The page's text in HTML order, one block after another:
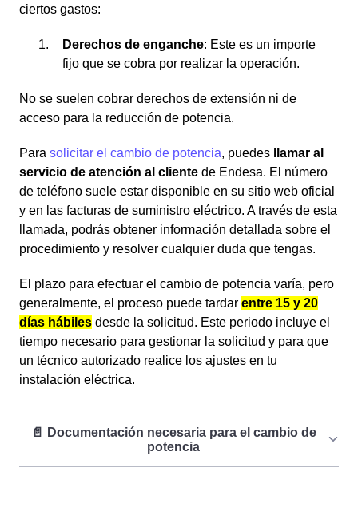
ciertos gastos:
Derechos de enganche: Este es un importe
fijo que se cobra por realizar la operación.
No se suelen cobrar derechos de extensión ni de
acceso para la reducción de potencia.
Para solicitar el cambio de potencia, puedes
llamar al
servicio de atención al cliente de Endesa. El número
de teléfono suele estar disponible en su sitio web oficial
y en las facturas de suministro eléctrico. A través de esta
llamada, podrás obtener información detallada sobre el
procedimiento y resolver cualquier duda que tengas.
El plazo para efectuar el cambio de potencia varía, pero
generalmente, el proceso puede tardar entre 15 y 20
días hábiles desde la solicitud. Este periodo incluye el
tiempo necesario para gestionar la solicitud y para que
un técnico autorizado realice los ajustes en tu
instalación eléctrica.